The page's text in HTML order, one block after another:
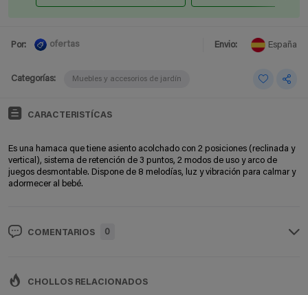
Por: ofertas Envio: España
Categorías: Muebles y accesorios de jardín
CARACTERISTÍCAS
Es una hamaca que tiene asiento acolchado con 2 posiciones (reclinada y
vertical), sistema de retención de 3 puntos, 2 modos de uso y arco de
juegos desmontable. Dispone de 8 melodías, luz y vibración para calmar y
adormecer al bebé.
COMENTARIOS 0
CHOLLOS RELACIONADOS